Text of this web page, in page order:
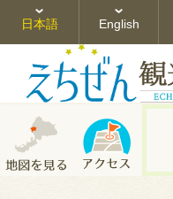
日本語 English